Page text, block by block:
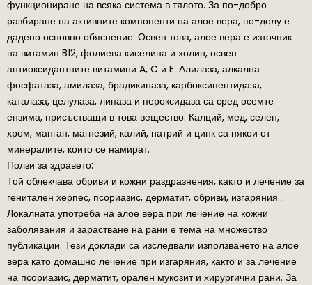
функциониране на всяка система в тялото. За по-добро
разбиране на активните компоненти на алое вера, по-долу е
дадено основно обяснение: Освен това, алое вера е източник
на витамин B12, фолиева киселина и холин, освен
антиоксидантните витамини A, C и E. Алилаза, алкална
фосфатаза, амилаза, брадикиназа, карбоксипептидаза,
каталаза, целулаза, липаза и пероксидаза са сред осемте
ензима, присъстващи в това вещество. Калций, мед, селен,
хром, манган, магнезий, калий, натрий и цинк са някои от
минералите, които се намират.
Ползи за здравето:
Той облекчава обриви и кожни раздразнения, както и лечение за
генитален херпес, псориазис, дерматит, обриви, изгаряния…
Локалната употреба на алое вера при лечение на кожни
заболявания и зарастване на рани е тема на множество
публикации. Тези доклади са изследвали използването на алое
вера като домашно лечение при изгаряния, както и за лечение
на псориазис, дерматит, орален мукозит и хирургични рани. За